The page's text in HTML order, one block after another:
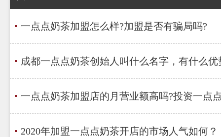
一点点奶茶加盟怎么样?加盟是否有骗局吗?
成都一点点奶茶创始人叫什么名字，有什么优
一点点奶茶加盟店的月营业额高吗?投资一点
2020年加盟一点点奶茶开店的市场人气如何？